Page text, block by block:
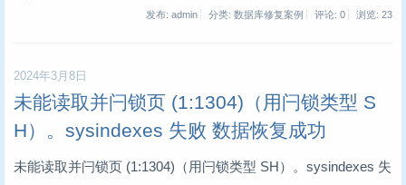
发布: admin 分类: 数据库修复案例 评论: 0 浏览: 23
2024年3月8日
未能读取并闩锁页 (1:1304)（用闩锁类型 S
H）。sysindexes 失败 数据恢复成功
未能读取并闩锁页 (1:1304)（用闩锁类型 SH）。sysindexes 失